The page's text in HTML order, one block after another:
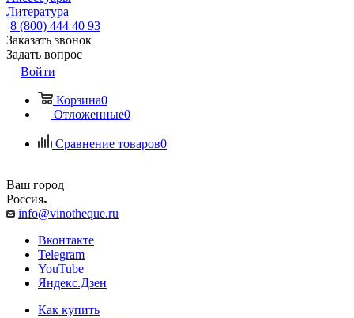
Литература
8 (800) 444 40 93
Заказать звонок
Задать вопрос
Войти
Корзина0
Отложенные0
Сравнение товаров0
Ваш город
Россия
info@vinotheque.ru
Вконтакте
Telegram
YouTube
Яндекс.Дзен
Как купить